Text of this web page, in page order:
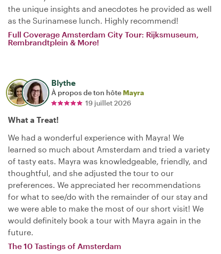
the unique insights and anecdotes he provided as well
as the Surinamese lunch. Highly recommend!
Full Coverage Amsterdam City Tour: Rijksmuseum,
Rembrandtplein & More!
Blythe
À propos de ton hôte Mayra
19 juillet 2026
What a Treat!
We had a wonderful experience with Mayra! We
learned so much about Amsterdam and tried a variety
of tasty eats. Mayra was knowledgeable, friendly, and
thoughtful, and she adjusted the tour to our
preferences. We appreciated her recommendations
for what to see/do with the remainder of our stay and
we were able to make the most of our short visit! We
would definitely book a tour with Mayra again in the
future.
The 10 Tastings of Amsterdam